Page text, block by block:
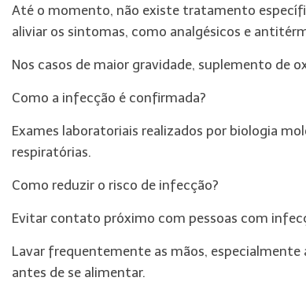
Até o momento, não existe tratamento
aliviar os sintomas, como analgésicos e
Nos casos de maior gravidade, suplemento de
Como a infecção é confirmada?
Exames laboratoriais realizados por biologia
respiratórias.
Como reduzir o risco de infecção?
Evitar contato próximo com pessoas com
Lavar frequentemente as mãos,
antes de se alimentar.